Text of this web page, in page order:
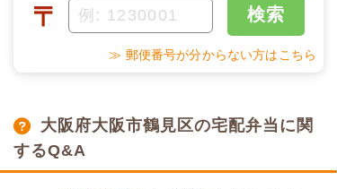
〒 検索
≫ 郵便番号が分からない方はこちら
大阪府大阪市鶴見区の宅配弁当に関
するQ&A